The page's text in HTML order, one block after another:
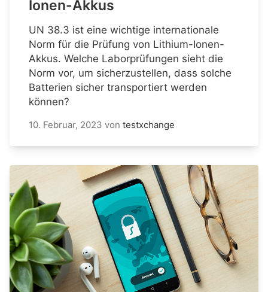
Ionen-Akkus
UN 38.3 ist eine wichtige internationale
Norm für die Prüfung von Lithium-Ionen-
Akkus. Welche Laborprüfungen sieht die
Norm vor, um sicherzustellen, dass solche
Batterien sicher transportiert werden
können?
10. Februar, 2023 von testxchange